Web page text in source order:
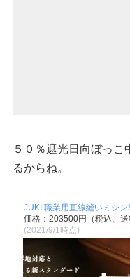
５０％遮光日向ぼっ
るからね。
JUKI 職業用直線縫いミシ
価格：203500円（税込、
(2021/9/1時点)